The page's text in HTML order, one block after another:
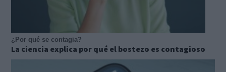
¿Por qué se contagia?
La ciencia explica por qué el bostezo es contagioso